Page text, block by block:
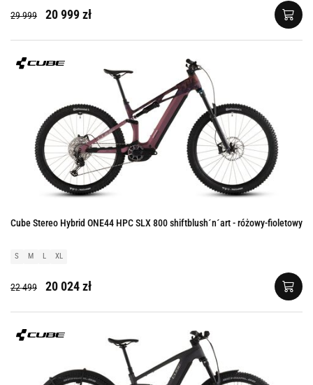
29 999 20 999 zł
Cube Stereo Hybrid ONE44 HPC SLX 800 shiftblush´n´art - różowy-fioletowy
S M L XL
22 499 20 024 zł